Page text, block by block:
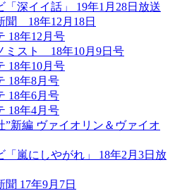
「深イイ話」 19年1月28日放送
聞 18年12月18日
18年12月号
ミスト 18年10月9日号
18年10月号
18年8月号
18年6月号
18年4月号
”新編 ヴァイオリン＆ヴァイオ
「嵐にしやがれ」 18年2月3日放
聞 17年9月7日